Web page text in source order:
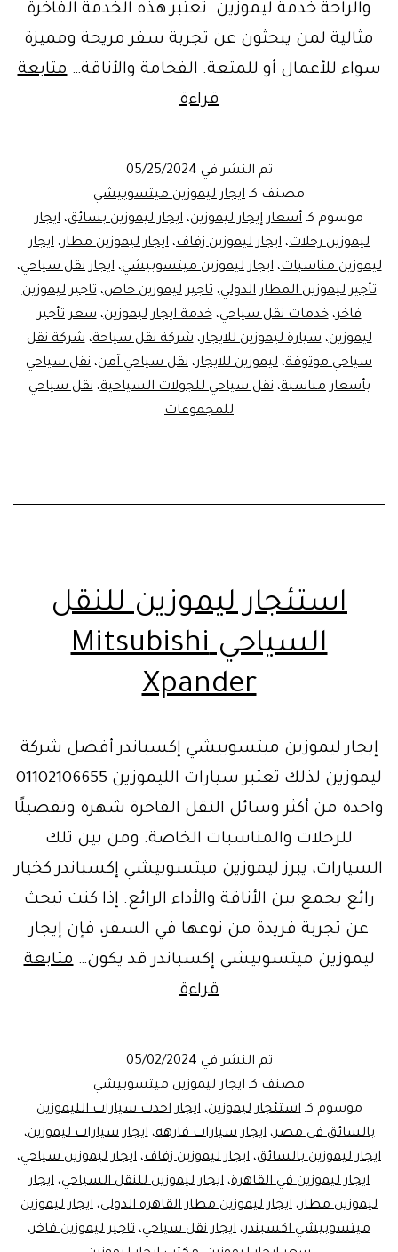
والراحة خدمة ليموزين. تعتبر هذه الخدمة الفاخرة
مثالية لمن يبحثون عن تجربة سفر مريحة ومميزة
سواء للأعمال أو للمتعة. الفخامة والأناقة…متابعة
قراءةايجار
نقل
سياحي
خاص
تم النشر في 05/25/2024
مصنف كـ ايجار ليموزين ميتسوبيشي
موسوم كـ أسعار إيجار ليموزين، ايجار ليموزين بسائق، ايجار
ليموزين رحلات، ايجار ليموزين زفاف، ايجار ليموزين مطار، ايجار
ليموزين مناسبات،ايجار ليموزين ميتسوبيشي،ايجار نقل سياحي،
تأجير ليموزين المطار الدولي،تاجير ليموزين خاص،تاجير ليموزين
فاخر،خدمات نقل سياحي،خدمة ايجار ليموزين،سعر تأجير
ليموزين،سيارة ليموزين للايجار،شركة نقل سياحة،شركة نقل
سياحي موثوقة، ليموزين للايجار، نقل سياحي آمن، نقل سياحي
بأسعار مناسبة،نقل سياحي للجولات السياحية،نقل سياحي
للمجموعات
استئجار ليموزين للنقل
السياحي Mitsubishi
Xpander
إيجار ليموزين ميتسوبيشي إكسباندر أفضل شركة
ليموزين لذلك تعتبر سيارات الليموزين 01102106655
واحدة من أكثر وسائل النقل الفاخرة شهرة وتفضيلًا
للرحلات والمناسبات الخاصة. ومن بين تلك
السيارات، يبرز ليموزين ميتسوبيشي إكسباندر كخيار
رائع يجمع بين الأناقة والأداء الرائع. إذا كنت تبحث
عن تجربة فريدة من نوعها في السفر، فإن إيجار
ليموزين ميتسوبيشي إكسباندر قد يكون…متابعة
قراءةاستئجار
للنقل
السياحي
Mitsubishi
Xpander
تم النشر في 05/02/2024
مصنف كـ ايجار ليموزين ميتسوبيشي
موسوم كـاستئجار ليموزين،ايجار احدث سيارات الليموزين
بالسائق فى مصر،ايجار سيارات فارهه،ايجار سيارات ليموزين،
ايجار ليموزين بالسائق، ايجار ليموزين زفاف، ايجار ليموزين سياحي،
ايجار ليموزين في القاهرة، ايجار ليموزين للنقل السياحي، ايجار
ليموزين مطار، ايجار ليموزين مطار القاهره الدولى، ايجار ليموزين
ميتسوبيشي اكسبندر، ايجار نقل سياحي، تاجير ليموزين فاخر،